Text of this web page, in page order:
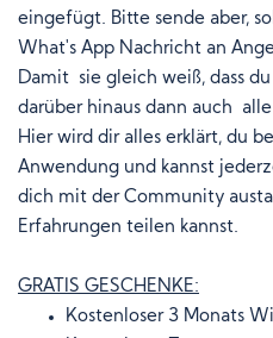
eingefügt. Bitte sende aber,
What's App Nachricht an
Damit sie gleich weiß, dass
darüber hinaus dann auch
Hier wird dir alles erklärt, du
Anwendung und kannst
dich mit der Community
Erfahrungen teilen kannst.
GRATIS GESCHENKE:
Kostenloser 3 Monats